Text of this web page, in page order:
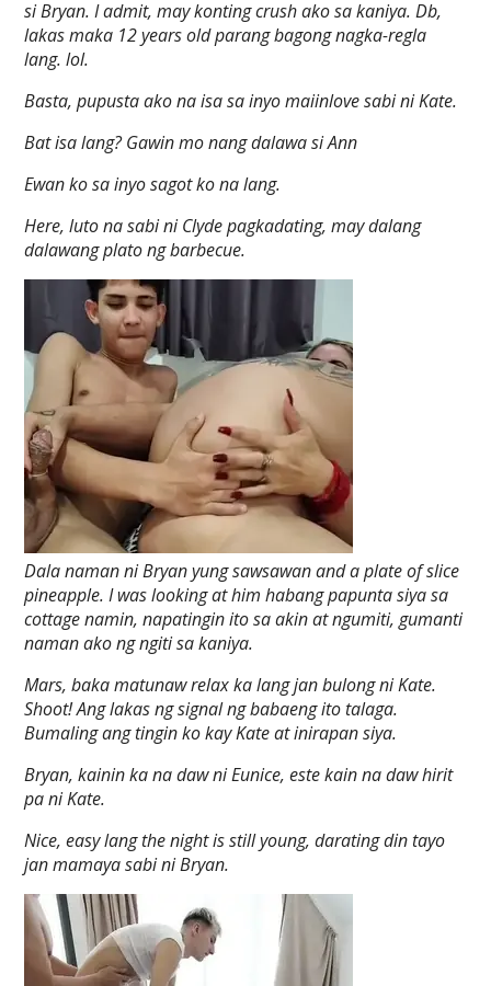
si Bryan. I admit, may konting crush ako sa kaniya. Db,
lakas maka 12 years old parang bagong nagka-regla
lang. lol.
Basta, pupusta ako na isa sa inyo maiinlove sabi ni Kate.
Bat isa lang? Gawin mo nang dalawa si Ann
Ewan ko sa inyo sagot ko na lang.
Here, luto na sabi ni Clyde pagkadating, may dalang
dalawang plato ng barbecue.
Dala naman ni Bryan yung sawsawan and a plate of slice
pineapple. I was looking at him habang papunta siya sa
cottage namin, napatingin ito sa akin at ngumiti, gumanti
naman ako ng ngiti sa kaniya.
Mars, baka matunaw relax ka lang jan bulong ni Kate.
Shoot! Ang lakas ng signal ng babaeng ito talaga.
Bumaling ang tingin ko kay Kate at inirapan siya.
Bryan, kainin ka na daw ni Eunice, este kain na daw hirit
pa ni Kate.
Nice, easy lang the night is still young, darating din tayo
jan mamaya sabi ni Bryan.